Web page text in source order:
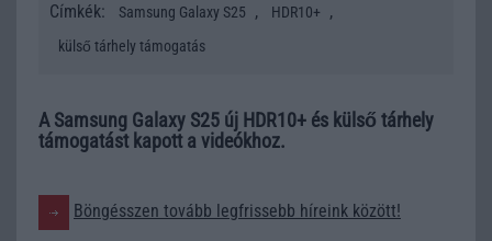
Címkék:
Samsung Galaxy S25 , HDR10+ ,
külső tárhely támogatás
A Samsung Galaxy S25 új HDR10+ és külső tárhely
támogatást kapott a videókhoz.
Böngésszen tovább legfrissebb híreink között!